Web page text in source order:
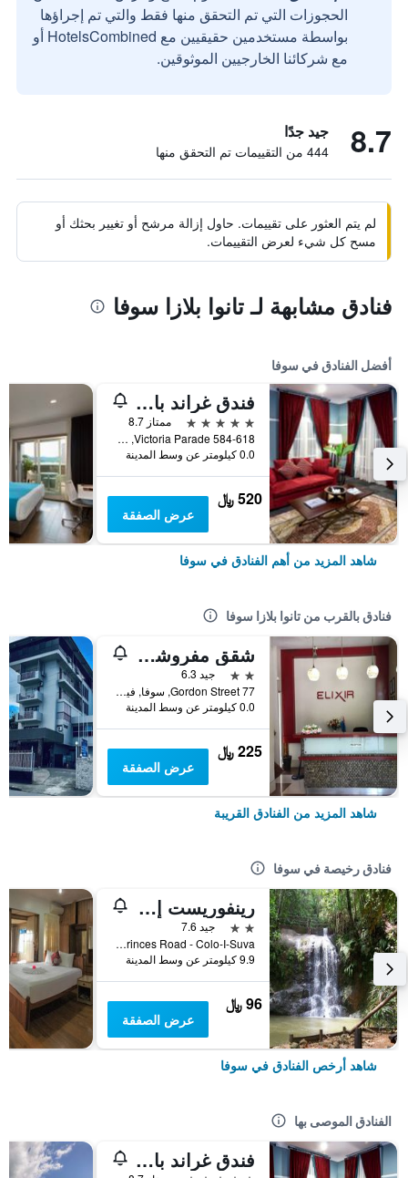
الحجوزات التي تم التحقق منها فقط والتي تم إجراؤها
بواسطة مستخدمين حقيقيين مع HotelsCombined أو
مع شركائنا الخارجيين الموثوقين.
8.7 جيد جدًا
444 من التقييمات تم التحقق منها
لم يتم العثور على تقييمات. حاول إزالة مرشح أو تغيير بحثك أو
مسح كل شيء لعرض التقييمات.
فنادق مشابهة لـ تانوا بلازا سوفا
أفضل الفنادق في سوفا
فندق غراند باسيفك
5 نجوم
ممتاز 8.7
584-618 Victoria Parade, سوفا, فيجي
0.0 كيلومتر عن وسط المدينة
520 ﷼
عرض الصفقة
شاهد المزيد من أهم الفنادق في سوفا
فنادق بالقرب من تانوا بلازا سوفا
شقق مفروشة وفندق إلكسير
2 نجمتين
جيد 6.3
77 Gordon Street, سوفا, فيجي
0.0 كيلومتر عن وسط المدينة
225 ﷼
عرض الصفقة
شاهد المزيد من الفنادق القريبة
فنادق رخيصة في سوفا
رينفوريست إكو لودج
2 نجمتين
جيد 7.6
Princes Road - Colo-I-Suva, سوفا, فيجي
9.9 كيلومتر عن وسط المدينة
96 ﷼
عرض الصفقة
شاهد أرخص الفنادق في سوفا
الفنادق الموصى بها
فندق غراند باسيفك